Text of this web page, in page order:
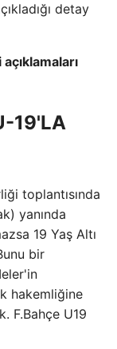
detay
19'LA
toplantısında
yanında
19 Yaş Altı
bir
hakemliğine
F.Bahçe U19